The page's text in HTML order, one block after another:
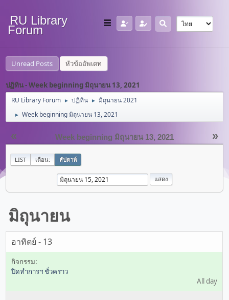
RU Library
Forum
Unread Posts หัวข้ออัพเดท
ปฏิทิน - Week beginning มิถุนายน 13, 2021
RU Library Forum ► ปฏิทิน ► มิถุนายน 2021
► Week beginning มิถุนายน 13, 2021
« »
Week beginning มิถุนายน 13, 2021
LIST เดือน: สัปดาห์
มิถุนายน
อาทิตย์ - 13
ปิดทำการฯ ชั่วคราว
All day